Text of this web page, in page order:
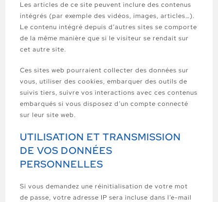
Les articles de ce site peuvent inclure des contenus
intégrés (par exemple des vidéos, images, articles…).
Le contenu intégré depuis d’autres sites se comporte
de la même manière que si le visiteur se rendait sur
cet autre site.
Ces sites web pourraient collecter des données sur
vous, utiliser des cookies, embarquer des outils de
suivis tiers, suivre vos interactions avec ces contenus
embarqués si vous disposez d’un compte connecté
sur leur site web.
UTILISATION ET TRANSMISSION
DE VOS DONNÉES
PERSONNELLES
Si vous demandez une réinitialisation de votre mot
de passe, votre adresse IP sera incluse dans l’e-mail